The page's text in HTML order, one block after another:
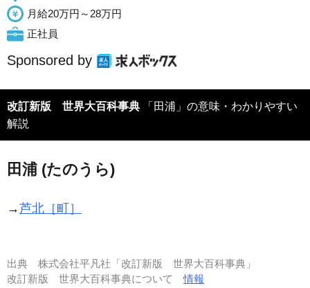
月給20万円～28万円
正社員
Sponsored by
改訂新版 世界大百科事典
解説
田浦 (たのうら)
→芦北［町］
出典 株式会社平凡社「改訂新版 世界大百科事典」
改訂新版 世界大百科事典について情報